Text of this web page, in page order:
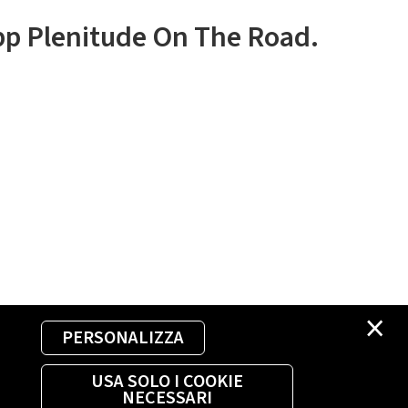
×
PERSONALIZZA
USA SOLO I COOKIE
NECESSARI
Plenitude On The Road.